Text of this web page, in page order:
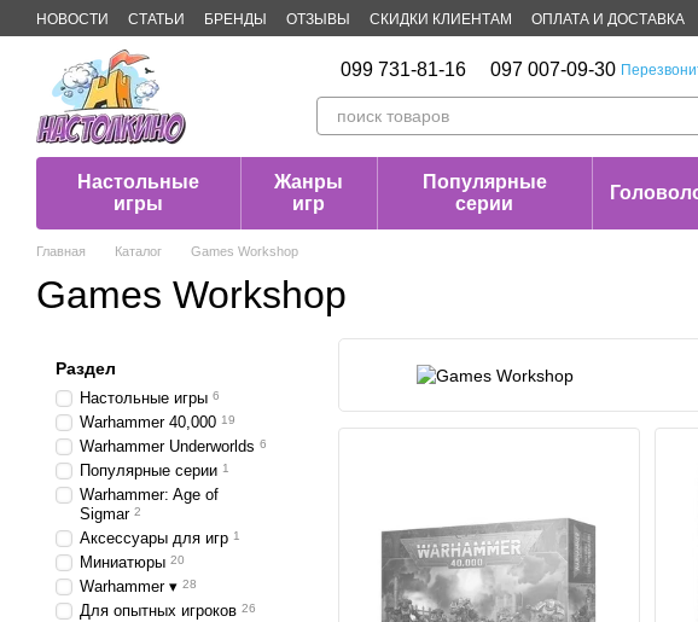
Перейти к основному контенту
НОВОСТИ СТАТЬИ БРЕНДЫ ОТЗЫВЫ СКИДКИ КЛИЕНТАМ ОПЛАТА И ДОСТАВКА
099 731-81-16 097 007-09-30
Настольные
игры
Жанры
игр
Популярные
серии
Главная Каталог Games Workshop
Games Workshop
Раздел
Настольные игры 6
Warhammer 40,000 19
Warhammer Underworlds 6
Популярные серии 1
Warhammer: Age of
Sigmar 2
Аксессуары для игр 1
Миниатюры 20
Warhammer ▾ 28
Для опытных игроков 26